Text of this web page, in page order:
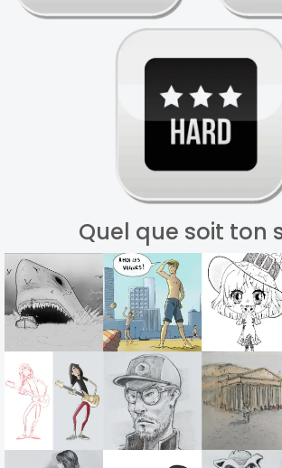
Quel que soit ton